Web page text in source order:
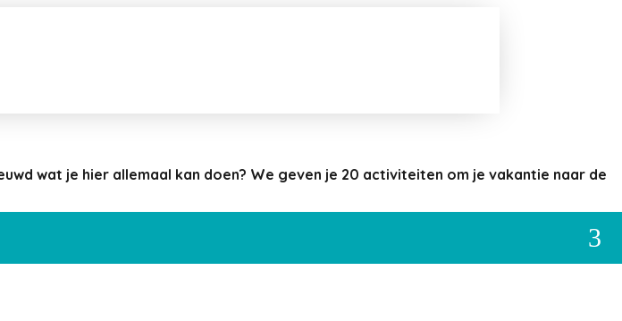
wat je hier allemaal kan doen? We geven je 20 activiteiten om je vakantie naar de
3